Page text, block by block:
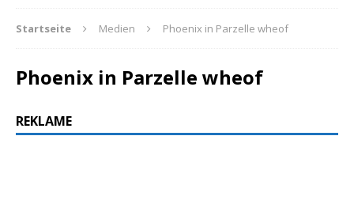
Startseite Medien Phoenix in Parzelle wheof
Phoenix in Parzelle wheof
REKLAME